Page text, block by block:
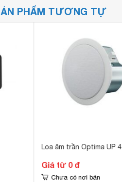
PHẨM TƯƠNG TỰ
Loa âm trần Optima UP 4
Giá từ 0 đ
Chưa có nơi bán